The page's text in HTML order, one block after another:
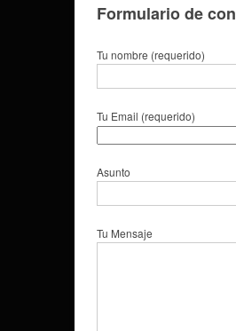
Formulario de
Tu nombre (requerido)
Tu Email (requerido)
Asunto
Tu Mensaje